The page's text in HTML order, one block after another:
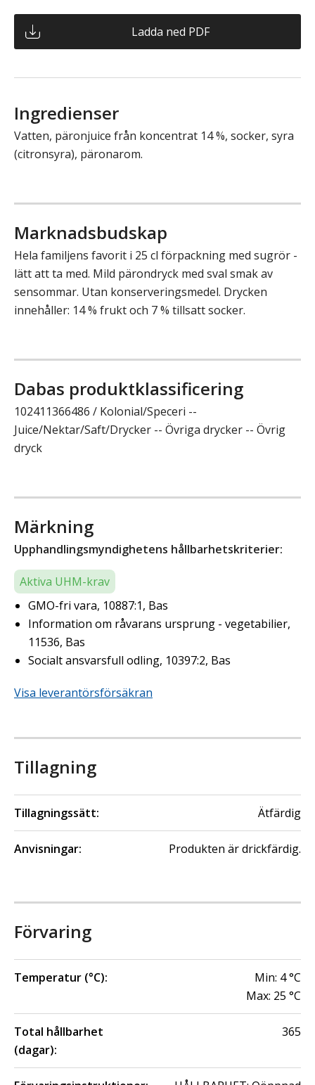
Ladda ned PDF
Ingredienser
Vatten, päronjuice från koncentrat 14 %, socker, syra
(citronsyra), päronarom.
Marknadsbudskap
Hela familjens favorit i 25 cl förpackning med sugrör -
lätt att ta med. Mild pärondryck med sval smak av
sensommar. Utan konserveringsmedel. Drycken
innehåller: 14 % frukt och 7 % tillsatt socker.
Dabas produktklassificering
102411366486 / Kolonial/Speceri --
Juice/Nektar/Saft/Drycker -- Övriga drycker -- Övrig
dryck
Märkning
Upphandlingsmyndighetens hållbarhetskriterier:
Aktiva UHM-krav
GMO-fri vara, 10887:1, Bas
Information om råvarans ursprung - vegetabilier,
11536, Bas
Socialt ansvarsfull odling, 10397:2, Bas
Visa leverantörsförsäkran
Tillagning
Tillagningssätt: Ätfärdig
Anvisningar: Produkten är drickfärdig.
Förvaring
Temperatur (°C): Min: 4°C
Max: 25 °C
Total hållbarhet
(dagar):
365